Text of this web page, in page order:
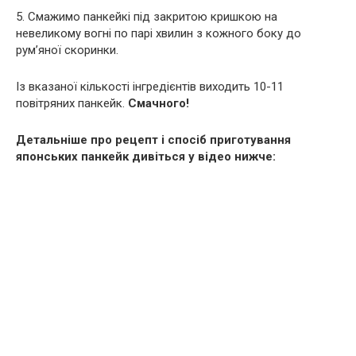
5. Смажимо панкейкі під закритою кришкою на
невеликому вогні по парі хвилин з кожного боку до
рум’яної скоринки.
Із вказаної кількості інгредієнтів виходить 10-11
повітряних панкейк. Смачного!
Детальніше про рецепт і спосіб приготування
японських панкейк дивіться у відео нижче: